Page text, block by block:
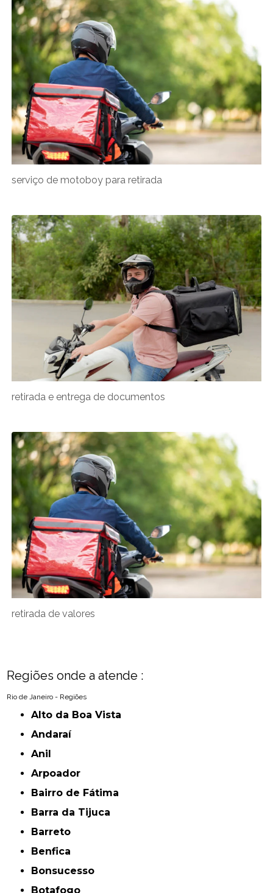
serviço de motoboy para retirada
retirada e entrega de documentos
retirada de valores
Regiões onde a atende :
Rio de Janeiro - Regiões
Alto da Boa Vista
Andaraí
Anil
Arpoador
Bairro de Fátima
Barra da Tijuca
Barreto
Benfica
Bonsucesso
Botafogo